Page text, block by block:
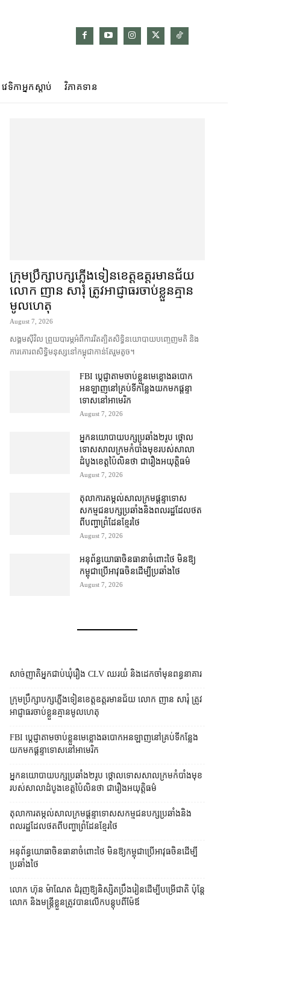
វេទិកាអ្នកស្ដាប់ វិភាគទាន
ក្រុមប្រឹក្សា​បក្ស​ភ្លើងទៀន​ខេត្ត​ឧត្ដរមានជ័យ
លោក ញាន សារុំ ត្រូវ​អាជ្ញាធរ​ចាប់ខ្លួន​គ្មាន​
មូលហេតុ
August 7, 2026
សង្គម​ស៊ីវិល ព្រួយបារម្ភ​អំពី​ការ​រឹតត្បិត​សិទ្ធិ​នយោបាយ​បញ្ចេញមតិ និង​
ការគោរព​សិទ្ធិមនុស្ស​នៅ​កម្ពុជា​កាន់តែ​រួម​តូច។
FBI ប្ដេជ្ញា​តាម​ចាប់ខ្លួន​មេខ្លោង​ឆបោក​
អនឡាញ​នៅ​គ្រប់​ទីកន្លែង​យក​មក​ផ្ដន្ទា
ទោស​នៅ​អាមេរិក
August 7, 2026
អ្នកនយោបាយ​បក្ស​ប្រឆាំង​២​រូប ថ្កោល
ទោស​សាលក្រម​កំបាំងមុខ​របស់​សាលា
ដំបូង​ខេត្ត​ប៉ៃលិន​ថា ជា​រឿង​អយុត្តិធម៌
August 7, 2026
តុលាការ​តម្កល់​សាលក្រម​ផ្ដន្ទាទោស​
សកម្មជន​បក្ស​ប្រឆាំង​និង​ពលរដ្ឋ​ដែល​ថត​
ពី​បញ្ហា​ព្រំដែន​ខ្មែរ​ថៃ
August 7, 2026
អនុព័ន្ធយោធា​ចិន​ធានា​ចំពោះ​ថៃ មិន​ឱ្យ​
កម្ពុជា​ប្រើ​អាវុធ​ចិន​ដើម្បី​ប្រឆាំង​ថៃ ​
August 7, 2026
សាច់ញាតិអ្នកជាប់ឃុំរឿង CLV ឈរយំ និងដេកចាំមុនពន្ធនាគារ
ក្រុមប្រឹក្សា​បក្ស​ភ្លើងទៀន​ខេត្ត​ឧត្ដរមានជ័យ លោក ញាន សារុំ ត្រូវ​
អាជ្ញាធរ​ចាប់ខ្លួន​គ្មាន​មូលហេតុ
FBI ប្ដេជ្ញា​តាម​ចាប់ខ្លួន​មេខ្លោង​ឆបោក​អនឡាញ​នៅ​គ្រប់​ទីកន្លែង​
យក​មក​ផ្ដន្ទាទោស​នៅ​អាមេរិក
អ្នកនយោបាយ​បក្ស​ប្រឆាំង​២​រូប ថ្កោលទោស​សាលក្រម​កំបាំងមុខ​
របស់​សាលាដំបូង​ខេត្ត​ប៉ៃលិន​ថា ជា​រឿង​អយុត្តិធម៌
តុលាការ​តម្កល់​សាលក្រម​ផ្ដន្ទាទោស​សកម្មជន​បក្ស​ប្រឆាំង​និង​
ពលរដ្ឋ​ដែល​ថត​ពី​បញ្ហា​ព្រំដែន​ខ្មែរ​ថៃ
អនុព័ន្ធយោធា​ចិន​ធានា​ចំពោះ​ថៃ មិន​ឱ្យ​កម្ពុជា​ប្រើ​អាវុធ​ចិន​ដើម្បី​
ប្រឆាំង​ថៃ ​
លោក ហ៊ុន ម៉ាណែត ជំរុញ​ឱ្យ​និស្សិត​ប្រឹងរៀន​ដើម្បី​បម្រើ​ជាតិ ប៉ុន្តែ​
លោក និង​មន្ត្រី​​ខ្លួន​ត្រូវ​បាន​លើក​បន្តុប​ពី​ម៉ែឪ